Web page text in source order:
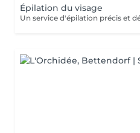
Épilation du visage